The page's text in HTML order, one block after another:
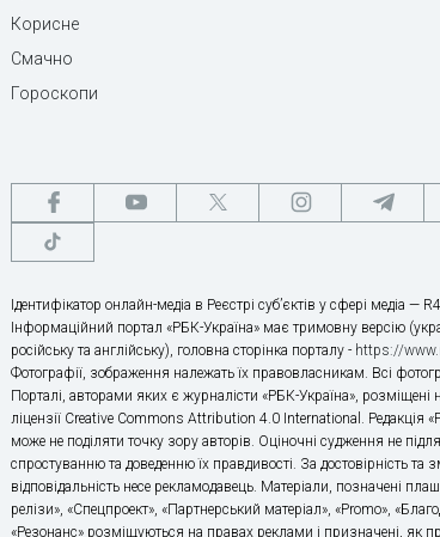
Корисне
Смачно
Гороскопи
Ідентифікатор онлайн-медіа в Реєстрі суб’єктів у сфері медіа —
Інформаційний портал «РБК-Україна» має тримовну версію
російську та англійську), головна сторінка порталу - https://
Фотографії, зображення належать їх правовласникам. Всі
Порталі, авторами яких є журналісти «РБК-Україна», розміщені
ліцензії Creative Commons Attribution 4.0 International. Редакція
може не поділяти точку зору авторів. Оціночні судження не
спростуванню та доведенню їх правдивості. За достовірність та
відповідальність несе рекламодавець. Матеріали, позначені
релізи», «Спецпроект», «Партнерський матеріал», «Promo»,
«Резонанс» розміщуються на правах реклами і призначені, як